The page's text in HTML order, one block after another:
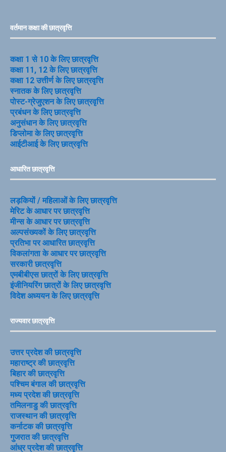
वर्तमान कक्षा की छात्रवृत्ति
कक्षा 1 से 10 के लिए छात्रवृत्ति
कक्षा 11, 12 के लिए छात्रवृत्ति
कक्षा 12 उत्तीर्ण के लिए छात्रवृत्ति
स्नातक के लिए छात्रवृत्ति
पोस्ट-ग्रेजुएशन के लिए छात्रवृत्ति
प्रबंधन के लिए छात्रवृत्ति
अनुसंधान के लिए छात्रवृत्ति
डिप्लोमा के लिए छात्रवृत्ति
आईटीआई के लिए छात्रवृत्ति
आधारित छात्रवृत्ति
लड़कियों / महिलाओं के लिए छात्रवृत्ति
मेरिट के आधार पर छात्रवृत्ति
मीन्स के आधार पर छात्रवृत्ति
अल्पसंख्यकों के लिए छात्रवृत्ति
प्रतिभा पर आधारित छात्रवृत्ति
विकलांगता के आधार पर छात्रवृत्ति
सरकारी छात्रवृत्ति
एमबीबीएस छात्रों के लिए छात्रवृत्ति
इंजीनियरिंग छात्रों के लिए छात्रवृत्ति
विदेश अध्ययन के लिए छात्रवृत्ति
राज्यवार छात्रवृत्ति
उत्तर प्रदेश की छात्रवृत्ति
महाराष्ट्र की छात्रवृत्ति
बिहार की छात्रवृत्ति
पश्चिम बंगाल की छात्रवृत्ति
मध्य प्रदेश की छात्रवृत्ति
तमिलनाडु की छात्रवृत्ति
राजस्थान की छात्रवृत्ति
कर्नाटक की छात्रवृत्ति
गुजरात की छात्रवृत्ति
आंध्र प्रदेश की छात्रवृत्ति